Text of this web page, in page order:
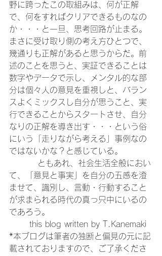
野に跨ったこの取組みは、何が正解
で、何をすればクリアできるものなの
か・・・と一旦、思考回路が止まる。
まさに受け取り側の考え方ひとつで、
幾通りも正解があると思うからだ。前
述のことを思うと、実証できることは
数字やデータで示し、メンタル的な部
分は個々人の意見を重視しと、バラン
スよくミックスし自分が思うこと、実
行できることからスタートさせ、自分
なりの正解を導き出す・・・という俗
にいう「走りながら考える」事例なの
ではないかな？と感じている。
て、「意見と事実」を自分の五感を澄
ませて、識別し、言動・行動すること
が求まられる時代の真っ只中にいるの
であろう。
*本ブログは筆者の独断と偏見の元に記
載されておりますので、ご了承くださ